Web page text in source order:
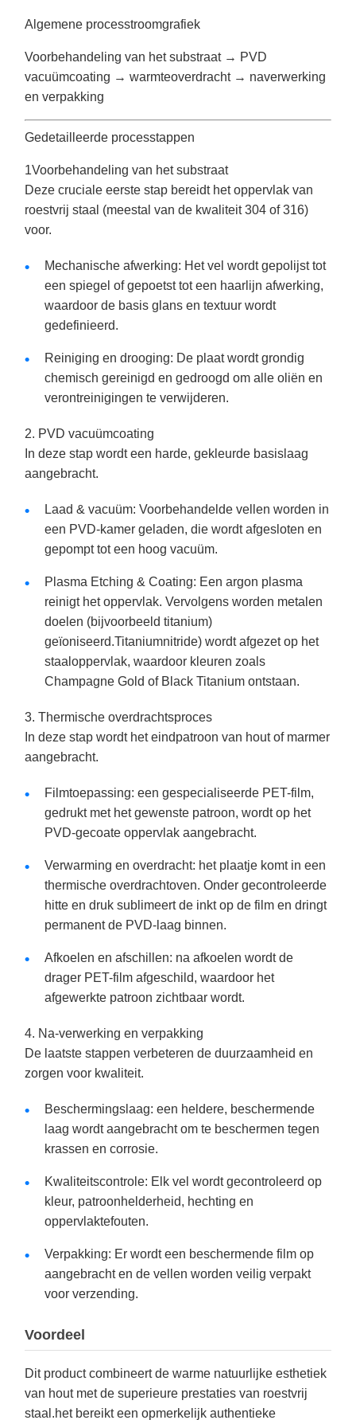
Algemene processtroomgrafiek
Voorbehandeling van het substraat → PVD
vacuümcoating → warmteoverdracht → naverwerking
en verpakking
Gedetailleerde processtappen
1Voorbehandeling van het substraat
Deze cruciale eerste stap bereidt het oppervlak van
roestvrij staal (meestal van de kwaliteit 304 of 316)
voor.
Mechanische afwerking: Het vel wordt gepolijst tot
een spiegel of gepoetst tot een haarlijn afwerking,
waardoor de basis glans en textuur wordt
gedefinieerd.
Reiniging en drooging: De plaat wordt grondig
chemisch gereinigd en gedroogd om alle oliën en
verontreinigingen te verwijderen.
2. PVD vacuümcoating
In deze stap wordt een harde, gekleurde basislaag
aangebracht.
Laad & vacuüm: Voorbehandelde vellen worden in
een PVD-kamer geladen, die wordt afgesloten en
gepompt tot een hoog vacuüm.
Plasma Etching & Coating: Een argon plasma
reinigt het oppervlak. Vervolgens worden metalen
doelen (bijvoorbeeld titanium)
geïoniseerd.Titaniumnitride) wordt afgezet op het
staaloppervlak, waardoor kleuren zoals
Champagne Gold of Black Titanium ontstaan.
3. Thermische overdrachtsproces
In deze stap wordt het eindpatroon van hout of marmer
aangebracht.
Filmtoepassing: een gespecialiseerde PET-film,
gedrukt met het gewenste patroon, wordt op het
PVD-gecoate oppervlak aangebracht.
Verwarming en overdracht: het plaatje komt in een
thermische overdrachtoven. Onder gecontroleerde
hitte en druk sublimeert de inkt op de film en dringt
permanent de PVD-laag binnen.
Afkoelen en afschillen: na afkoelen wordt de
drager PET-film afgeschild, waardoor het
afgewerkte patroon zichtbaar wordt.
4. Na-verwerking en verpakking
De laatste stappen verbeteren de duurzaamheid en
zorgen voor kwaliteit.
Beschermingslaag: een heldere, beschermende
laag wordt aangebracht om te beschermen tegen
krassen en corrosie.
Kwaliteitscontrole: Elk vel wordt gecontroleerd op
kleur, patroonhelderheid, hechting en
oppervlaktefouten.
Verpakking: Er wordt een beschermende film op
aangebracht en de vellen worden veilig verpakt
voor verzending.
Voordeel
Dit product combineert de warme natuurlijke esthetiek
van hout met de superieure prestaties van roestvrij
staal.het bereikt een opmerkelijk authentieke